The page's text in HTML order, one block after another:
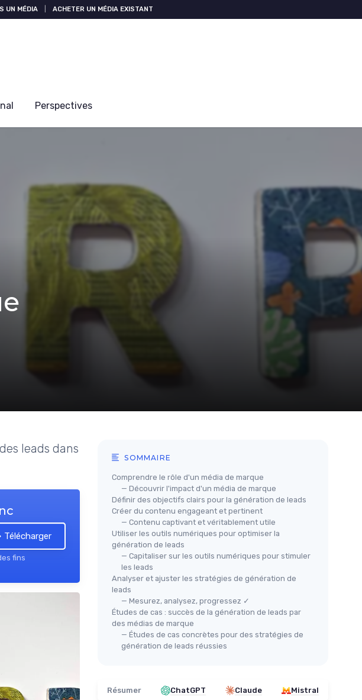
UN MÉDIA ACHETER UN MÉDIA EXISTANT
Perspectives
leads dans
Télécharger
fins
SOMMAIRE
Comprendre le rôle d'un média de marque
— Découvrir l'impact d'un média de marque
Définir des objectifs clairs pour la génération de leads
Créer du contenu engageant et pertinent
— Contenu captivant et véritablement utile
Utiliser les outils numériques pour optimiser la
génération de leads
— Capitaliser sur les outils numériques pour stimuler
les leads
Analyser et ajuster les stratégies de génération de
leads
— Mesurez, analysez, progressez ✓
Études de cas : succès de la génération de leads par
des médias de marque
— Études de cas concrètes pour des stratégies de
génération de leads réussies
Résumer ChatGPT Claude Mistral